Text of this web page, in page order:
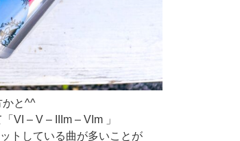
かと^^
VI – V – IIIm – VIm 」
トしている曲が多いことが